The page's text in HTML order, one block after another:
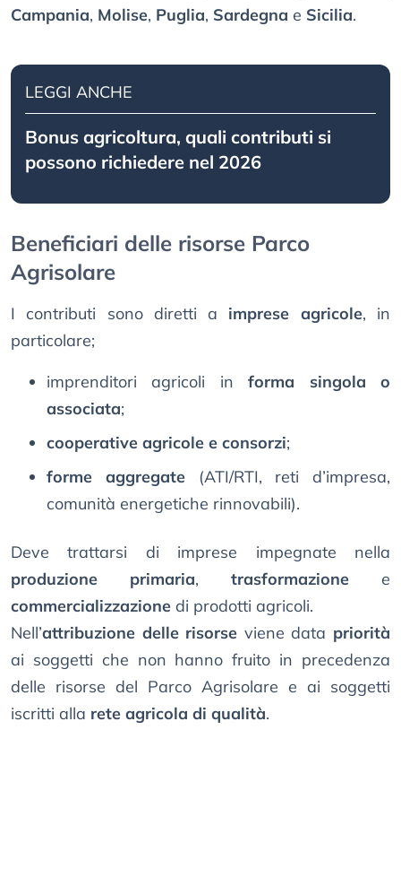
Campania, Molise, Puglia, Sardegna e Sicilia.
LEGGI ANCHE
Bonus agricoltura, quali contributi si
possono richiedere nel 2026
Beneficiari delle risorse Parco
Agrisolare
I contributi sono diretti a imprese agricole, in
particolare;
imprenditori agricoli informa singola o
associata;
cooperative agricole e consorzi;
forme aggregate(ATI/RTI, reti d’impresa,
comunità energetiche rinnovabili).
Deve trattarsi di imprese impegnate nella
produzione primaria, trasformazione e
commercializzazione di prodotti agricoli.
Nell’attribuzione delle risorse viene data priorità
ai soggetti che non hanno fruito in precedenza
delle risorse del Parco Agrisolare e ai soggetti
iscritti alla rete agricola di qualità.